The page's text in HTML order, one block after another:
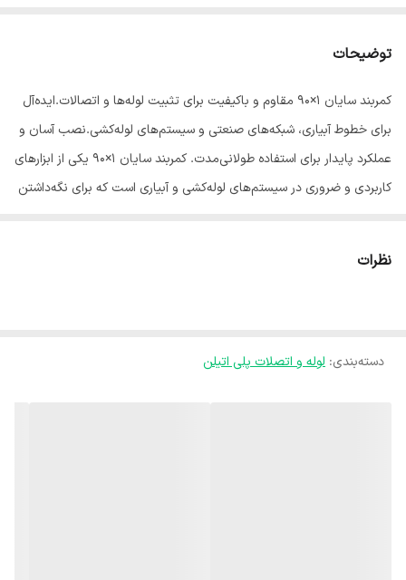
توضیحات
کمربند سایان 1×90 مقاوم و باکیفیت برای تثبیت لوله‌ها و اتصالات.ایده‌آل
برای خطوط آبیاری، شبکه‌های صنعتی و سیستم‌های لوله‌کشی.نصب آسان و
عملکرد پایدار برای استفاده طولانی‌مدت. کمربند سایان 1×90 یکی از ابزارهای
کاربردی و ضروری در سیستم‌های لوله‌کشی و آبیاری است که برای نگه‌داشتن
ساخته شده از مواد مقاوم و با دوام بالا، کمربند سایان در برابر فشار کاری،
شبکه‌های آبیاری، خطوط صنعتی و پروژه‌های زیرساختی را افزایش می‌دهد.
نظرات
دسته‌بندی: لوله و اتصلات پلی اتیلن